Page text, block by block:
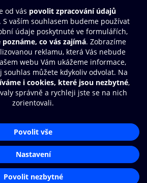
údajů
Aplikace O2 Knihovna
Čti a poslouchej své e-knihy a
audioknihy rychleji a pohodlněji.